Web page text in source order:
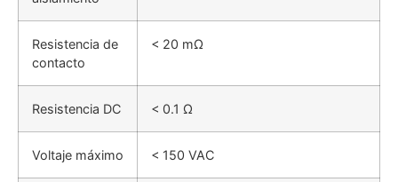
Resistencia de
contacto
< 20 mΩ
Resistencia DC < 0.1 Ω
Voltaje máximo < 150 VAC